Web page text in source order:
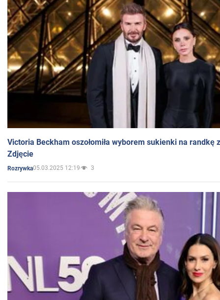
Victoria Beckham oszołomiła wyborem sukienki na randkę
Zdjęcie
Rozrywka05.03.2025 12:19 3